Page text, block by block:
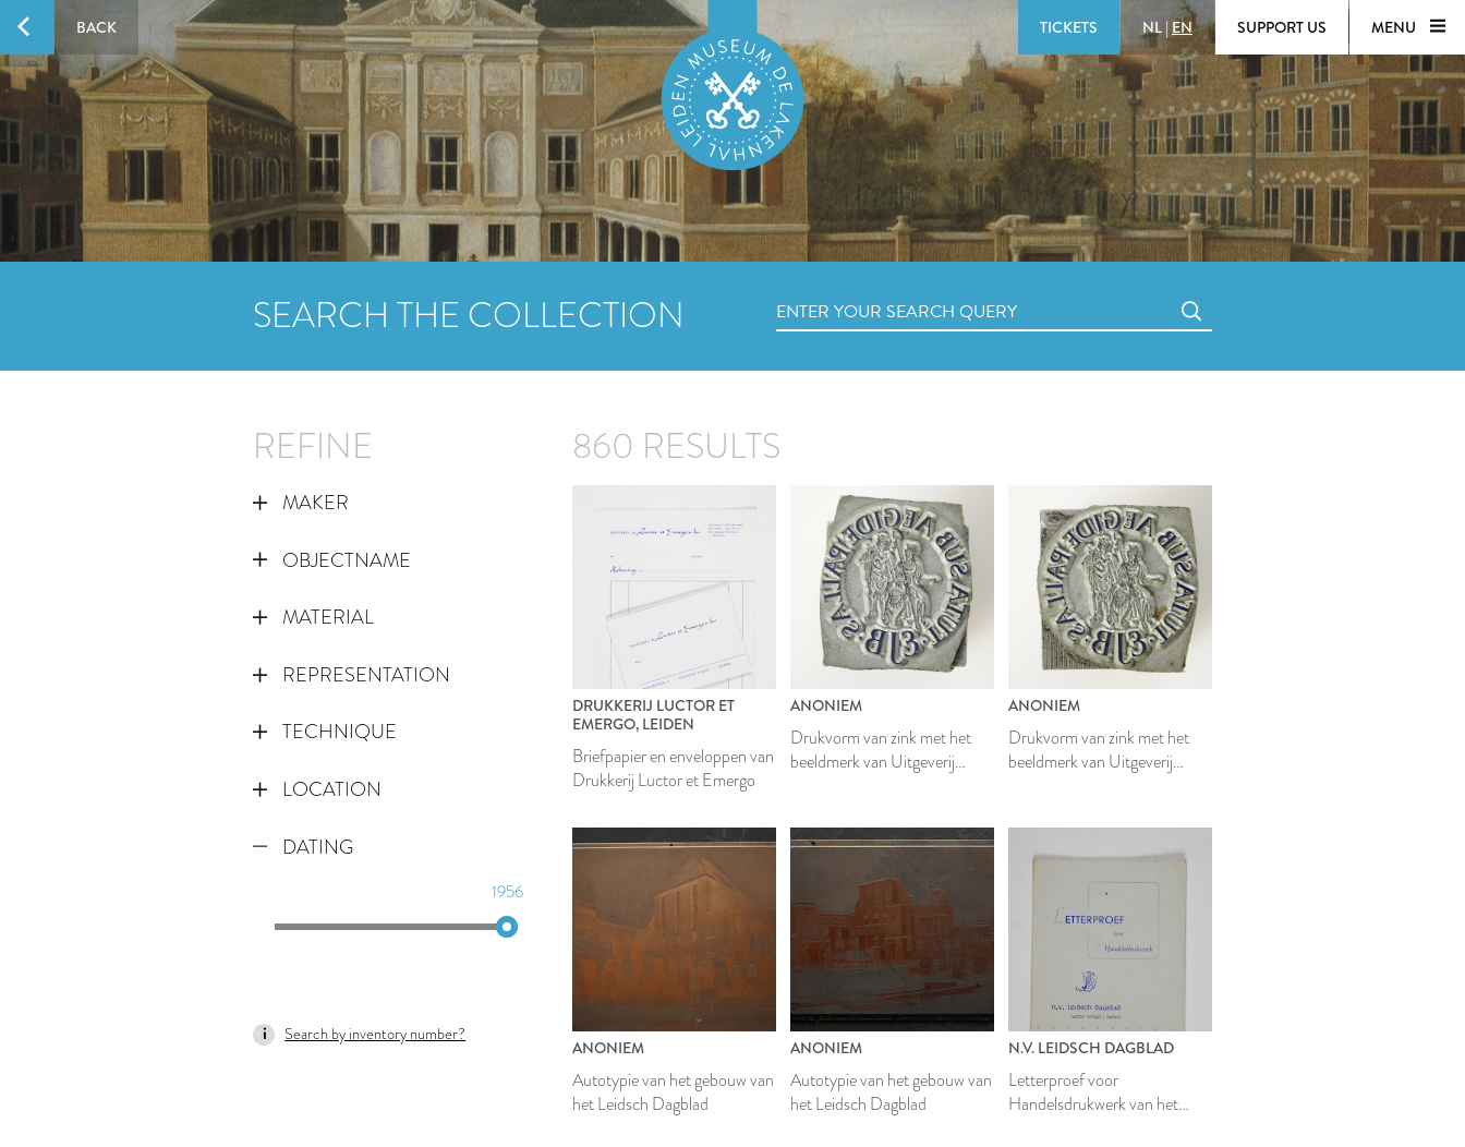
BACK TICKETS NL | EN SUPPORT US MENU
SEARCH THE COLLECTION
REFINE
MAKER
OBJECTNAME
MATERIAL
REPRESENTATION
TECHNIQUE
LOCATION
DATING
1956
1956
Search by inventory number?
860 RESULTS
DRUKKERIJ LUCTOR ET
EMERGO, LEIDEN
Briefpapier en enveloppen van
Drukkerij Luctor et Emergo
ANONIEM
Drukvorm van zink met het
beeldmerk van Uitgeverij
ANONIEM
Drukvorm van zink met het
beeldmerk van Uitgeverij
ANONIEM
Autotypie van het gebouw van
het Leidsch Dagblad
ANONIEM
Autotypie van het gebouw van
het Leidsch Dagblad
N.V. LEIDSCH DAGBLAD
Letterproef voor
Handelsdrukwerk van het